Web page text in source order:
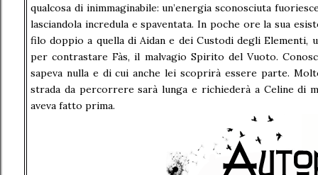
qualcosa di inimmaginabile: un’energia sconosciuta
lasciandola incredula e spaventata. In poche ore la sua
filo doppio a quella di Aidan e dei Custodi degli Elementi,
per contrastare Fàs, il malvagio Spirito del Vuoto.
sapeva nulla e di cui anche lei scoprirà essere parte.
strada da percorrere sarà lunga e richiederà a Celine di
aveva fatto prima.